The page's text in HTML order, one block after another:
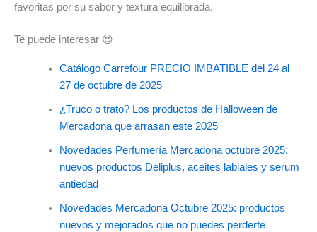
favoritas por su sabor y textura equilibrada.
Te puede interesar 😍
Catálogo Carrefour PRECIO IMBATIBLE del 24 al
27 de octubre de 2025
¿Truco o trato? Los productos de Halloween de
Mercadona que arrasan este 2025
Novedades Perfumería Mercadona octubre 2025:
nuevos productos Deliplus, aceites labiales y serum
antiedad
Novedades Mercadona Octubre 2025: productos
nuevos y mejorados que no puedes perderte